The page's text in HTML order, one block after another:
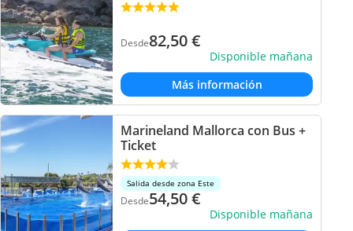
Desde82,50€
Disponible mañana
Más información
Marineland Mallorca con Bus +
Ticket
Salida desde zona Este
Desde54,50€
Disponible mañana